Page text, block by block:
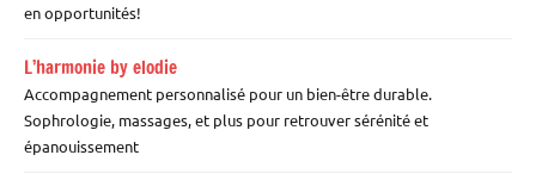
en opportunités!
L’harmonie by elodie
Accompagnement personnalisé pour un bien-être durable.
Sophrologie, massages, et plus pour retrouver sérénité et
épanouissement